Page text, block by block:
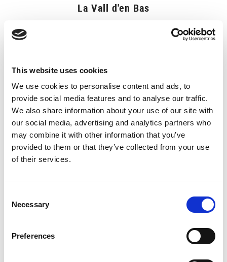
This website uses cookies
We use cookies to personalise content and ads, to
provide social media features and to analyse our traffic.
We also share information about your use of our site with
our social media, advertising and analytics partners who
may combine it with other information that you’ve
provided to them or that they’ve collected from your use
of their services.
Selection
Necessary
Preferences
La Vall d'en Bas
Municipi on trobaràs petits poblets plens d’encant,
com per exemple Hostalets d’en Bas, El Mallol o
d’excursions, visitar punts d’interès cultural inclús
banyar-te als gorgs del Pla d’en Xurri.